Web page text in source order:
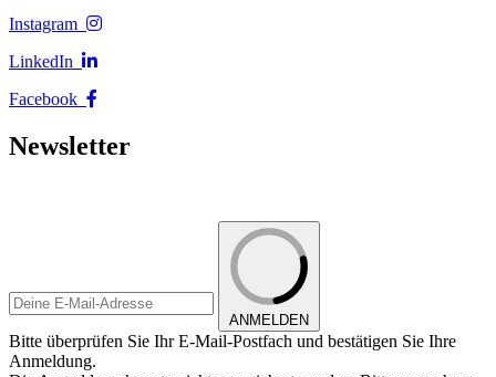
Instagram
LinkedIn
Facebook
Newsletter
ANMELDEN
Bitte überprüfen Sie Ihr E-Mail-Postfach und bestätigen Sie Ihre
Anmeldung.